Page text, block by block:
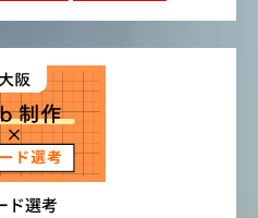
ド選考